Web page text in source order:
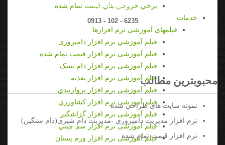
برخي خروجي هاي قيمت تمام شده
خدمات
فیلمهای آموزشی نرم افزارها
فيلم آموزشي نرم افزار دامپروری
فیلم آموزشی نرم افزار قیمت تمام شده
فیلم آموزشی نرم افزار دام سبک
فیلم آموزشی نرم افزار تغذیه
فیلم آموزشی نرم افزار پرواربندي
فیلم آموزشی نرم افزار كشاورزي
فیلم آموزشی نرم افزار گزاشگیر
فیلم آموزشی نرم افزار سم چيني
فیلم آموزشی نرم افزار ورم پستان
تماس مستقيم
0913 - 102 - 6235
محبوبترين مطالب
نمونه سايت هاي طراحي شده
نرم افزار مديريت دامپروري -مدیریت دام شیری(دام سنگین)
نرم افزار قيمت تمام شده